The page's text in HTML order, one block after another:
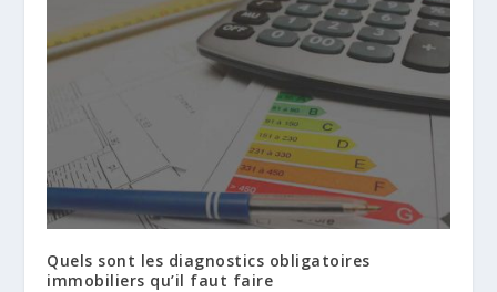
Quels sont les diagnostics obligatoires
immobiliers qu’il faut faire